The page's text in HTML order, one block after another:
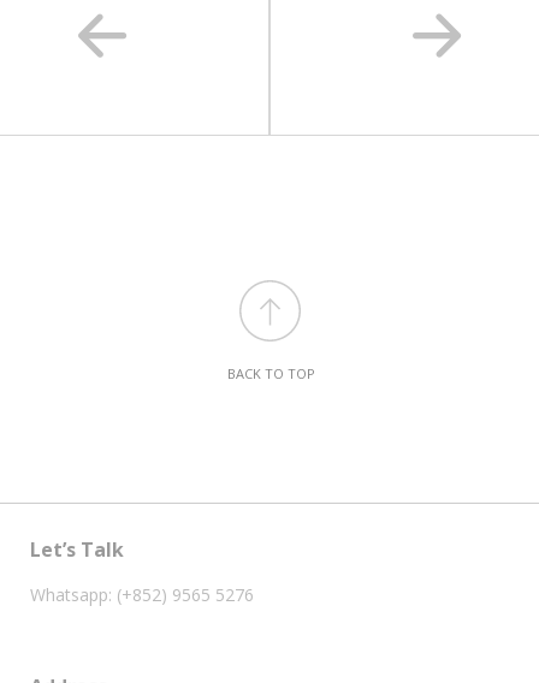
BACK TO TOP
Let’s Talk
Whatsapp: (+852) 9565 5276